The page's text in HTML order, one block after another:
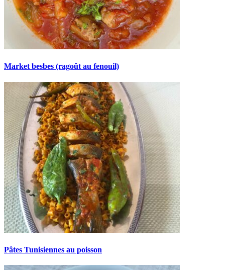
Market besbes (ragoût au fenouil)
Pâtes Tunisiennes au poisson